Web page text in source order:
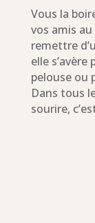
Vous la
vos amis
remettre
elle
pelouse ou
Dans tous
sourire,